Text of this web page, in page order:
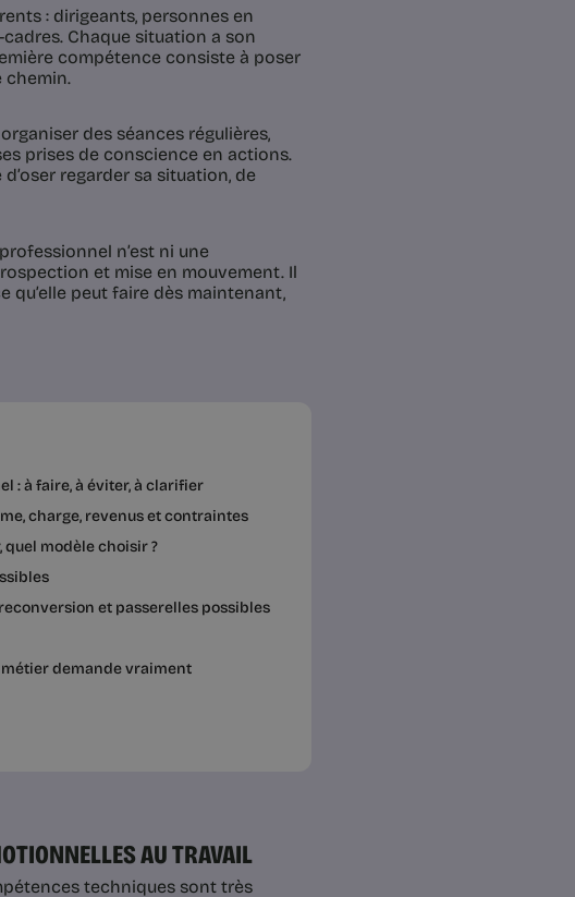
: dirigeants, personnes en
Chaque situation a son
compétence consiste à poser
chemin.
des séances régulières,
prises de conscience en actions.
regarder sa situation, de
n’est ni une
et mise en mouvement. Il
qu’elle peut faire dès maintenant,
: à faire, à éviter, à clarifier
charge, revenus et contraintes
modèle choisir ?
et passerelles possibles
demande vraiment
AU TRAVAIL
techniques sont très